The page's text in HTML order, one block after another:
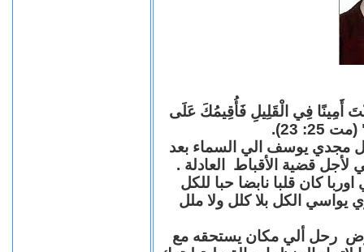
أَمِينًا فِي الْقَلِيلِ فَأُقِيمُكَ عَلَى
23).
مجدي يوسف الي السماء بعد
قضية الأقباط العادلة .
كان قلبا نابضا حبا للكل
يواسي الكل بلا كلل ولا ملل
رحل ألي مكان يستحقه مع